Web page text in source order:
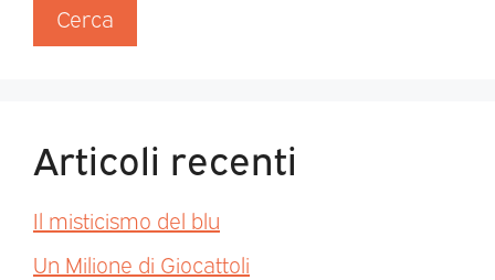
Cerca
Articoli recenti
Il misticismo del blu
Un Milione di Giocattoli